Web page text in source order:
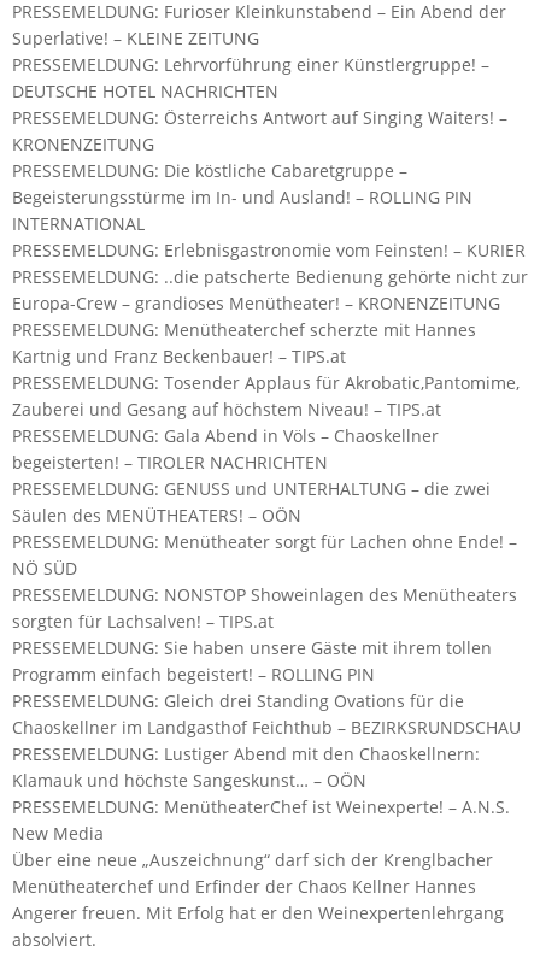
PRESSEMELDUNG: Furioser Kleinkunstabend – Ein Abend der
Superlative! – KLEINE ZEITUNG
PRESSEMELDUNG: Lehrvorführung einer Künstlergruppe! –
DEUTSCHE HOTEL NACHRICHTEN
PRESSEMELDUNG: Österreichs Antwort auf Singing Waiters! –
KRONENZEITUNG
PRESSEMELDUNG: Die köstliche Cabaretgruppe –
Begeisterungsstürme im In- und Ausland! – ROLLING PIN
INTERNATIONAL
PRESSEMELDUNG: Erlebnisgastronomie vom Feinsten! – KURIER
PRESSEMELDUNG: ..die patscherte Bedienung gehörte nicht zur
Europa-Crew – grandioses Menütheater! – KRONENZEITUNG
PRESSEMELDUNG: Menütheaterchef scherzte mit Hannes
Kartnig und Franz Beckenbauer! – TIPS.at
PRESSEMELDUNG: Tosender Applaus für Akrobatic,Pantomime,
Zauberei und Gesang auf höchstem Niveau! – TIPS.at
PRESSEMELDUNG: Gala Abend in Völs – Chaoskellner
begeisterten! – TIROLER NACHRICHTEN
PRESSEMELDUNG: GENUSS und UNTERHALTUNG – die zwei
Säulen des MENÜTHEATERS! – OÖN
PRESSEMELDUNG: Menütheater sorgt für Lachen ohne Ende! –
NÖ SÜD
PRESSEMELDUNG: NONSTOP Showeinlagen des Menütheaters
sorgten für Lachsalven! – TIPS.at
PRESSEMELDUNG: Sie haben unsere Gäste mit ihrem tollen
Programm einfach begeistert! – ROLLING PIN
PRESSEMELDUNG: Gleich drei Standing Ovations für die
Chaoskellner im Landgasthof Feichthub – BEZIRKSRUNDSCHAU
PRESSEMELDUNG: Lustiger Abend mit den Chaoskellnern:
Klamauk und höchste Sangeskunst… – OÖN
PRESSEMELDUNG: MenütheaterChef ist Weinexperte! – A.N.S.
New Media
Über eine neue „Auszeichnung“ darf sich der Krenglbacher
Menütheaterchef und Erfinder der Chaos Kellner Hannes
Angerer freuen. Mit Erfolg hat er den Weinexpertenlehrgang
absolviert.